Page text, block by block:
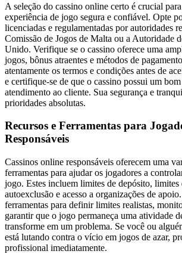
A seleção do cassino online certo é crucial
experiência de jogo segura e confiável. Opte
licenciadas e regulamentadas por autoridades
Comissão de Jogos de Malta ou a Autoridade
Unido. Verifique se o cassino oferece uma
jogos, bônus atraentes e métodos de
atentamente os termos e condições antes de
e certifique-se de que o cassino possui um
atendimento ao cliente. Sua segurança e
prioridades absolutas.
Recursos e Ferramentas para
Responsáveis
Cassinos online responsáveis oferecem uma
ferramentas para ajudar os jogadores a
jogo. Estes incluem limites de depósito, limites
autoexclusão e acesso a organizações de
ferramentas para definir limites realistas,
garantir que o jogo permaneça uma atividade
transforme em um problema. Se você ou
está lutando contra o vício em jogos de azar,
profissional imediatamente.